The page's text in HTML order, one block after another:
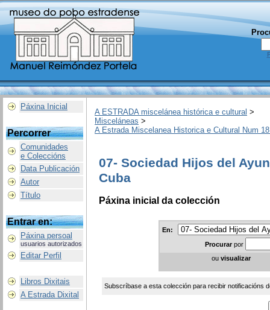
Páxina Inicial
Percorrer
Comunidades
e Coleccións
Data Publicación
Autor
Título
Entrar en:
Páxina persoal
usuarios autorizados
Editar Perfil
Libros Dixitais
A Estrada Dixital
A ESTRADA miscelánea histórica e cultural >
Misceláneas >
A Estrada Miscelanea Historica e Cultural Num
07- Sociedad Hijos del
Cuba
Páxina inicial da colección
En:
Procurar por
ou visualizar
Subscríbase a esta colección para recibir notificacións